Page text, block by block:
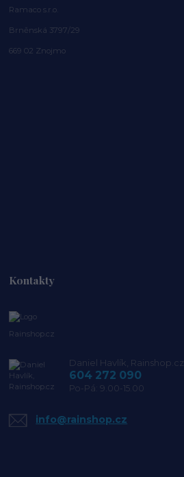
Ramaco s.r.o.
Brněnská 3797/29
669 02 Znojmo
Kontakty
Rainshop.cz
Daniel Havlík, Rainshop.cz
604 272 090
Po-Pá: 9.00-15.00
info@rainshop.cz